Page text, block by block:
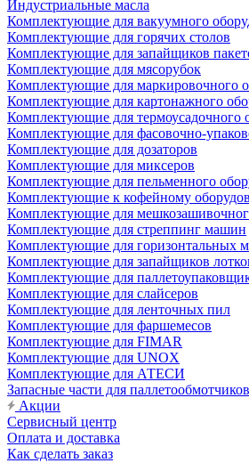
Индустриальные масла
Комплектующие для вакуумного
Комплектующие для горячих столов
Комплектующие для запайщиков
Комплектующие для мясорубок
Комплектующие для маркировочного
Комплектующие для картонажного
Комплектующие для термоусадочного
Комплектующие для фасовочно-
Комплектующие для дозаторов
Комплектующие для миксеров
Комплектующие для пельменного
Комплектующие к кофейному
Комплектующие для
Комплектующие для стреппинг машин
Комплектующие для горизонтальных
Комплектующие для запайщиков
Комплектующие для
Комплектующие для слайсеров
Комплектующие для ленточных пил
Комплектующие для фаршемесов
Комплектующие для FIMAR
Комплектующие для UNOX
Комплектующие для АТЕСИ
Запасные части для
Акции
Сервисный центр
Оплата и доставка
Как сделать заказ